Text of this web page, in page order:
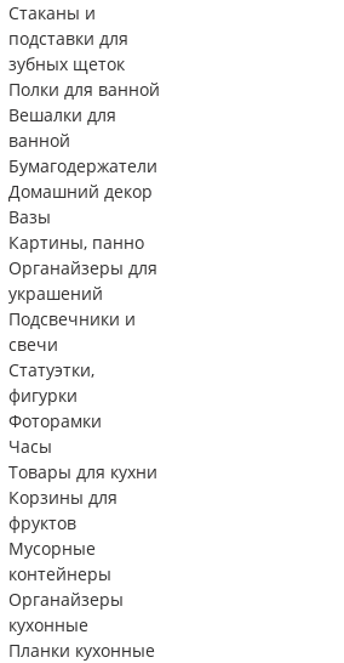
Стаканы и
подставки для
зубных щеток
Полки для ванной
Вешалки для
ванной
Бумагодержатели
Домашний декор
Вазы
Картины, панно
Органайзеры для
украшений
Подсвечники и
свечи
Статуэтки,
фигурки
Фоторамки
Часы
Товары для кухни
Корзины для
фруктов
Мусорные
контейнеры
Органайзеры
кухонные
Планки кухонные